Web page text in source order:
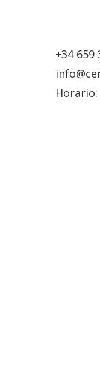
+34 659
Horario: